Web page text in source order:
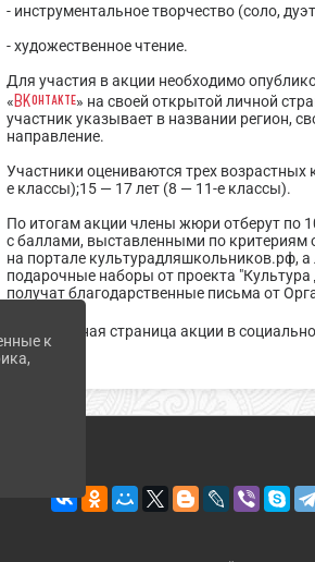
- инструментальное творчество (соло,
- художественное чтение.
Для участия в акции необходимо
«ВКонтакте» на своей открытой личной
участник указывает в названии регион,
направление.
Участники оцениваются трех возрастных
е классы);15 — 17 лет (8 — 11-е классы).
По итогам акции члены жюри отберут по
с баллами, выставленными по
на портале культурадляшкольников.рф,
подарочные наборы от проекта
получат благодарственные письма от
Официальная страница акции в
к